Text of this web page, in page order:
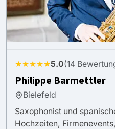
★★★★★5.0(14
Philippe Barmettler
Bielefeld
Saxophonist und
Hochzeiten,